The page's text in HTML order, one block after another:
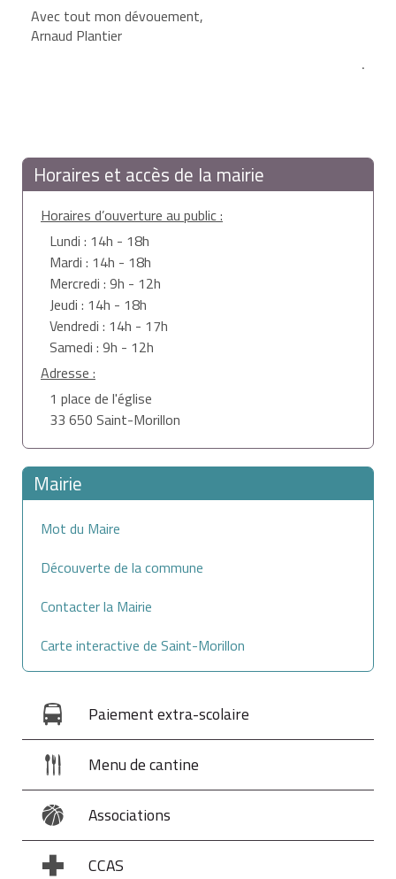
Avec tout mon dévouement,
Arnaud Plantier
.
Horaires et accès de la mairie
Horaires d’ouverture au public :
Lundi : 14h - 18h
Mardi : 14h - 18h
Mercredi : 9h - 12h
Jeudi : 14h - 18h
Vendredi : 14h - 17h
Samedi : 9h - 12h
Adresse :
1 place de l'église
33 650 Saint-Morillon
Mairie
Mot du Maire
Découverte de la commune
Contacter la Mairie
Carte interactive de Saint-Morillon
Paiement extra-scolaire
Menu de cantine
Associations
CCAS